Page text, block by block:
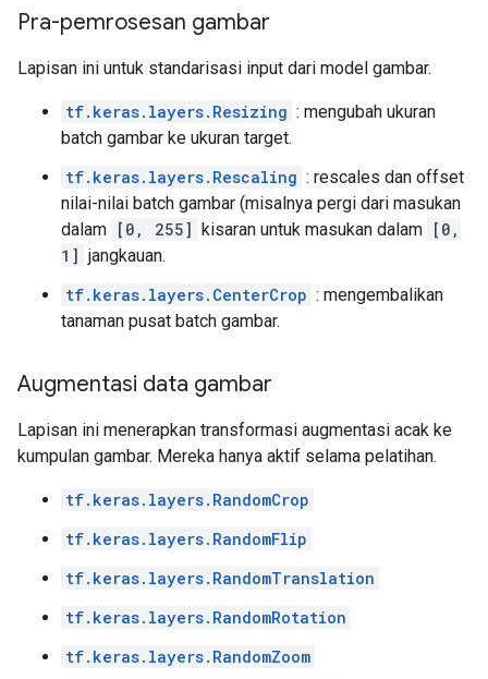
Pra-pemrosesan gambar
Lapisan ini untuk standarisasi input dari model gambar.
tf.keras.layers.Resizing : mengubah ukuran
batch gambar ke ukuran target.
tf.keras.layers.Rescaling : rescales dan offset
nilai-nilai batch gambar (misalnya pergi dari masukan
dalam [0, 255] kisaran untuk masukan dalam [0,
1] jangkauan.
tf.keras.layers.CenterCrop : mengembalikan
tanaman pusat batch gambar.
Augmentasi data gambar
Lapisan ini menerapkan transformasi augmentasi acak ke
kumpulan gambar. Mereka hanya aktif selama pelatihan.
tf.keras.layers.RandomCrop
tf.keras.layers.RandomFlip
tf.keras.layers.RandomTranslation
tf.keras.layers.RandomRotation
tf.keras.layers.RandomZoom